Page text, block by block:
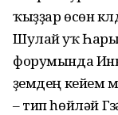
ҡыҙҙар өсөн
Шулай уҡ
форумында
үҙемдең
– тип һөйләй